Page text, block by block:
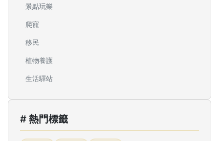
景點玩樂
爬寵
移民
植物養護
生活驛站
# 熱門標籤